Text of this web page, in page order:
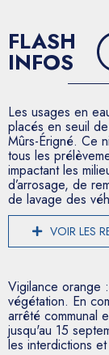
FLASH
INFOS
Les usages en
placés en seuil
Mûrs-Érigné. Ce
tous les
impactant les
d’arrosage, de
de lavage des
VOIR LES
Vigilance orange
végétation. En
arrêté communal
jusqu'au 15
les interdictions